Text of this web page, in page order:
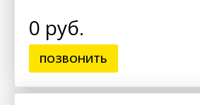
0 руб.
ПОЗВОНИТЬ